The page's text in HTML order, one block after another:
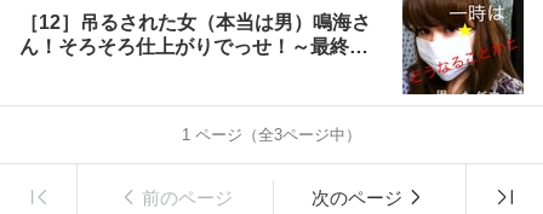
［12］吊るされた女（本当は男）鳴海さ
ん！そろそろ仕上がりでっせ！～最終便
1 ページ（全3ページ中）
前のページ 次のページ